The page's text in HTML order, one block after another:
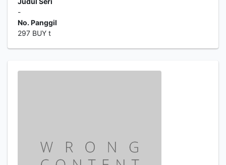
-
No. Panggil
297 BUY t